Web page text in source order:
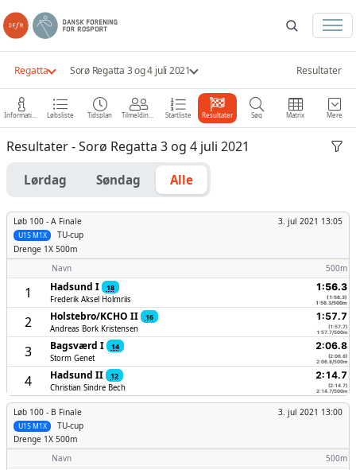
Regatta Sorø Regatta 3 og 4 juli 2021 Resultater
Information Løbsliste Tidsplan Tilmeldinger Startliste Resultater Søg Matrix Mere
Resultater - Sorø Regatta 3 og 4 juli 2021
Lørdag Søndag Alle
Løb 100 - A Finale
TU-cup
3. jul 2021 13:05
U15 M1X
Drenge 1X 500m
Navn
500m
1 Hadsund I
18
Frederik Aksel Holmriis
1:56.3
(1:56.3)
1:56.3/500m
2 Holstebro/­KCHO II
16
Andreas Bork Kristensen
1:57.7
(1:57.7)
1:57.7/500m
3 Bagsværd I
14
Storm Genet
2:06.8
(2:06.8)
2:06.8/500m
4 Hadsund II
12
Christian Sindre Bech
2:14.7
(2:14.7)
2:14.7/500m
Løb 100 - B Finale
TU-cup
3. jul 2021 13:00
U15 M1X
Drenge 1X 500m
Navn
500m